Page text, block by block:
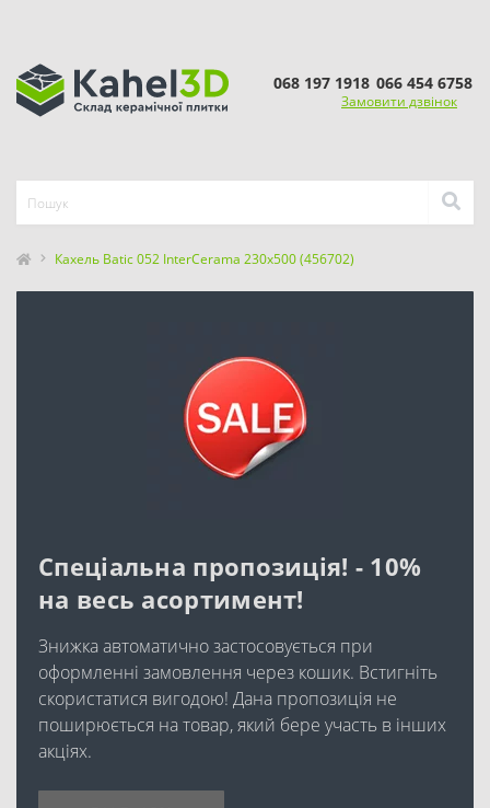
068 197 1918 066 454 6758
Замовити дзвінок
Кахель Batic 052 InterCerama 230x500 (456702)
Спеціальна пропозиція! - 10%
на весь асортимент!
Знижка автоматично застосовується при
оформленні замовлення через кошик. Встигніть
скористатися вигодою! Дана пропозиція не
поширюється на товар, який бере участь в інших
акціях.